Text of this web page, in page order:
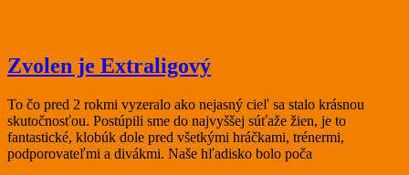
Zvolen je Extraligový
To čo pred 2 rokmi vyzeralo ako nejasný cieľ sa stalo krásnou
skutočnosťou. Postúpili sme do najvyššej súťaže žien, je to
fantastické, klobúk dole pred všetkými hráčkami, trénermi,
podporovateľmi a divákmi. Naše hľadisko bolo poča